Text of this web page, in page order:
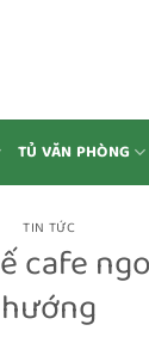
TỦ VĂN PHÒNG
TIN TỨC
cafe
hướng